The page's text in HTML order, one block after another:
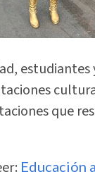
estudiantes
que
Educación